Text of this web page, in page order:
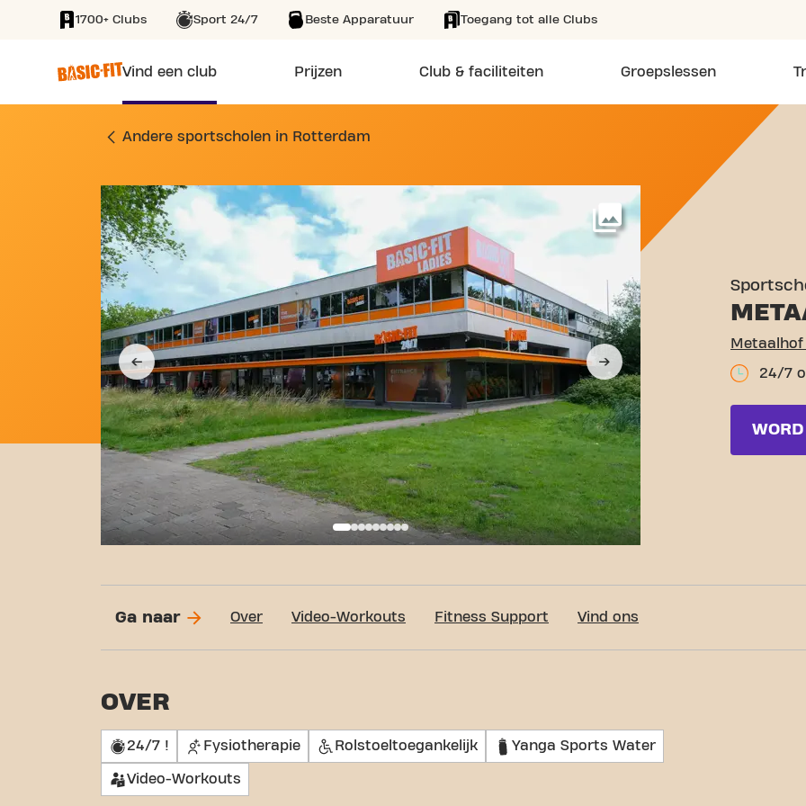
SKIP TO MAIN CONTENT
1700+ Clubs Sport 24/7 Beste Apparatuur Toegang tot alle Clubs
Vind een club Prijzen Club & faciliteiten Groepslessen
SPORTSCHOOL METAALHOF 57 ROTTERDAM
Andere sportscholen in Rotterdam
Meer
24/7
Ga naar Over Video-Workouts Fitness Support Vind ons
OVER
24/7 ! Fysiotherapie Rolstoeltoegankelijk Yanga Sports Water
Video-Workouts